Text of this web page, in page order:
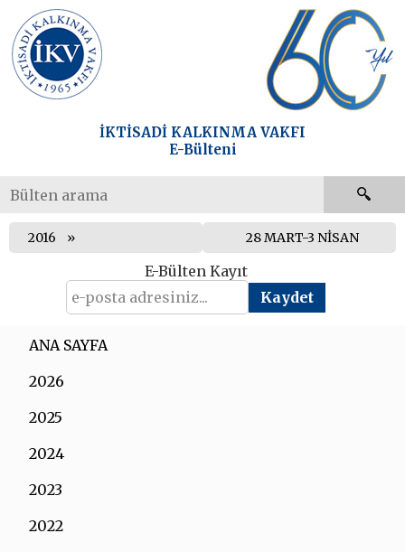
İKTİSADİ KALKINMA VAKFI
E-Bülteni
2016 28 MART-3 NİSAN
E-Bülten Kayıt
ANA SAYFA
2026
2025
2024
2023
2022